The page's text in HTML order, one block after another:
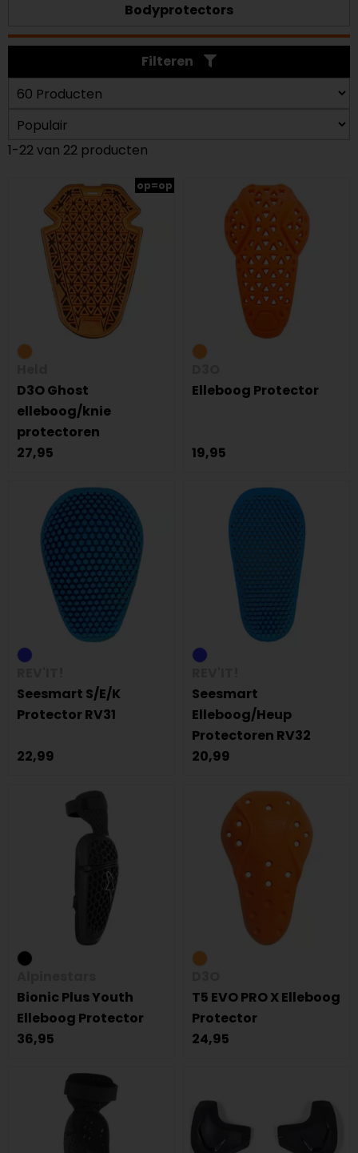
Bodyprotectors
Filteren
1-22 van 22 producten
op=op
D3O Ghost
elleboog/knie
protectoren
27,95
Elleboog Protector
19,95
Seesmart S/E/K
Protector RV31
22,99
Seesmart
Elleboog/Heup
Protectoren RV32
20,99
Bionic Plus Youth
Elleboog Protector
36,95
T5 EVO PRO X Elleboog
Protector
24,95